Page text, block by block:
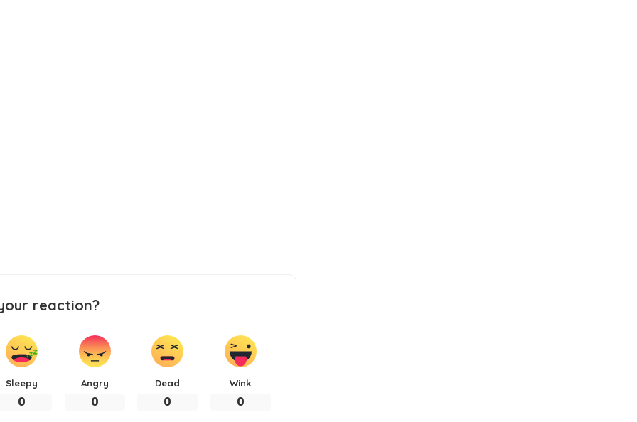
reaction?
Sleepy
0
Angry
0
Dead
0
Wink
0